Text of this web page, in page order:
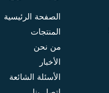
الصفحة الرئيسية
المنتجات
من نحن
الأخبار
الأسئلة الشائعة